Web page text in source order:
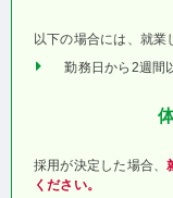
以下の場合には、就業
勤務日から2週間
採用が決定した場合、
ください。